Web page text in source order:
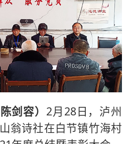
剑容） 2月28日，泸州
翁诗社在白节镇竹海村